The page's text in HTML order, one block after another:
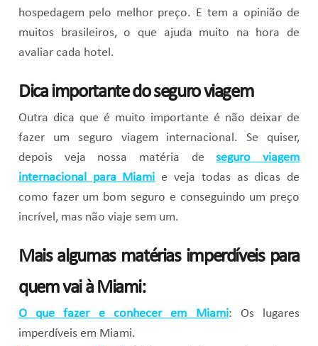
hospedagem pelo melhor preço. E tem a opinião de
muitos brasileiros, o que ajuda muito na hora de
avaliar cada hotel.
Dica importante do seguro viagem
Outra dica que é muito importante é não deixar de
fazer um seguro viagem internacional. Se quiser,
depois veja nossa matéria deseguro viagem
internacional para Miami e veja todas as dicas de
como fazer um bom seguro e conseguindo um preço
incrível, mas não viaje sem um.
Mais algumas matérias imperdíveis para
quem vai à Miami:
O que fazer e conhecer em Miami: Os lugares
imperdíveis em Miami.